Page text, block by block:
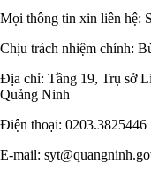
Mọi thông tin xin liên hệ:
Chịu trách nhiệm chính:
Địa chỉ: Tầng 19, Trụ sở
Quảng Ninh
Điện thoại: 0203.3825446
E-mail: